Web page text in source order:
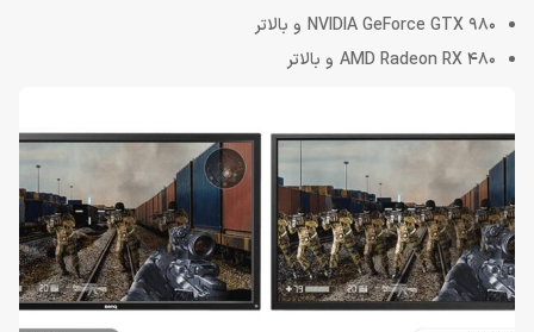
NVIDIA GeForce GTX 980 و بالاتر
AMD Radeon RX 480 و بالاتر